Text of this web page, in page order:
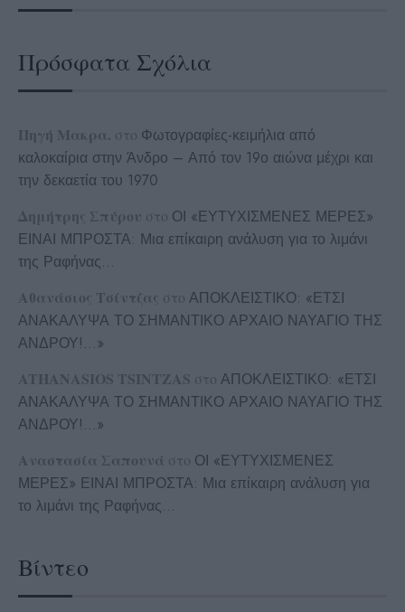
Πρόσφατα Σχόλια
Πηγή Μακρα. στο Φωτογραφίες-κειμήλια από
καλοκαίρια στην Άνδρο – Από τον 19ο αιώνα μέχρι και
την δεκαετία του 1970
Δημήτρης Σπύρου στο ΟΙ «ΕΥΤΥΧΙΣΜΕΝΕΣ ΜΕΡΕΣ»
ΕΙΝΑΙ ΜΠΡΟΣΤΑ: Μια επίκαιρη ανάλυση για το λιμάνι
της Ραφήνας…
Αθανάσιος Τσίντζας στο ΑΠΟΚΛΕΙΣΤΙΚΟ: «ΕΤΣΙ
ΑΝΑΚΑΛΥΨΑ ΤΟ ΣΗΜΑΝΤΙΚΟ ΑΡΧΑΙΟ ΝΑΥΑΓΙΟ ΤΗΣ
ΑΝΔΡΟΥ!…»
ATHANASIOS TSINTZAS στο ΑΠΟΚΛΕΙΣΤΙΚΟ: «ΕΤΣΙ
ΑΝΑΚΑΛΥΨΑ ΤΟ ΣΗΜΑΝΤΙΚΟ ΑΡΧΑΙΟ ΝΑΥΑΓΙΟ ΤΗΣ
ΑΝΔΡΟΥ!…»
Αναστασία Σαπουνά στο ΟΙ «ΕΥΤΥΧΙΣΜΕΝΕΣ
ΜΕΡΕΣ» ΕΙΝΑΙ ΜΠΡΟΣΤΑ: Μια επίκαιρη ανάλυση για
το λιμάνι της Ραφήνας…
Βίντεο